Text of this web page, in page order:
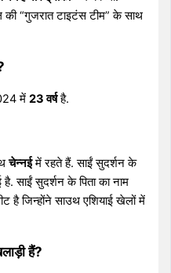
की “गुजरात टाइटंस टीम” के साथ
में23 वर्षहै.
चेन्नईमें रहते हैं. साईं सुदर्शन के
साईं सुदर्शन के पिता का नाम
है जिन्होंने साउथ एशियाई खेलों में
हैं?